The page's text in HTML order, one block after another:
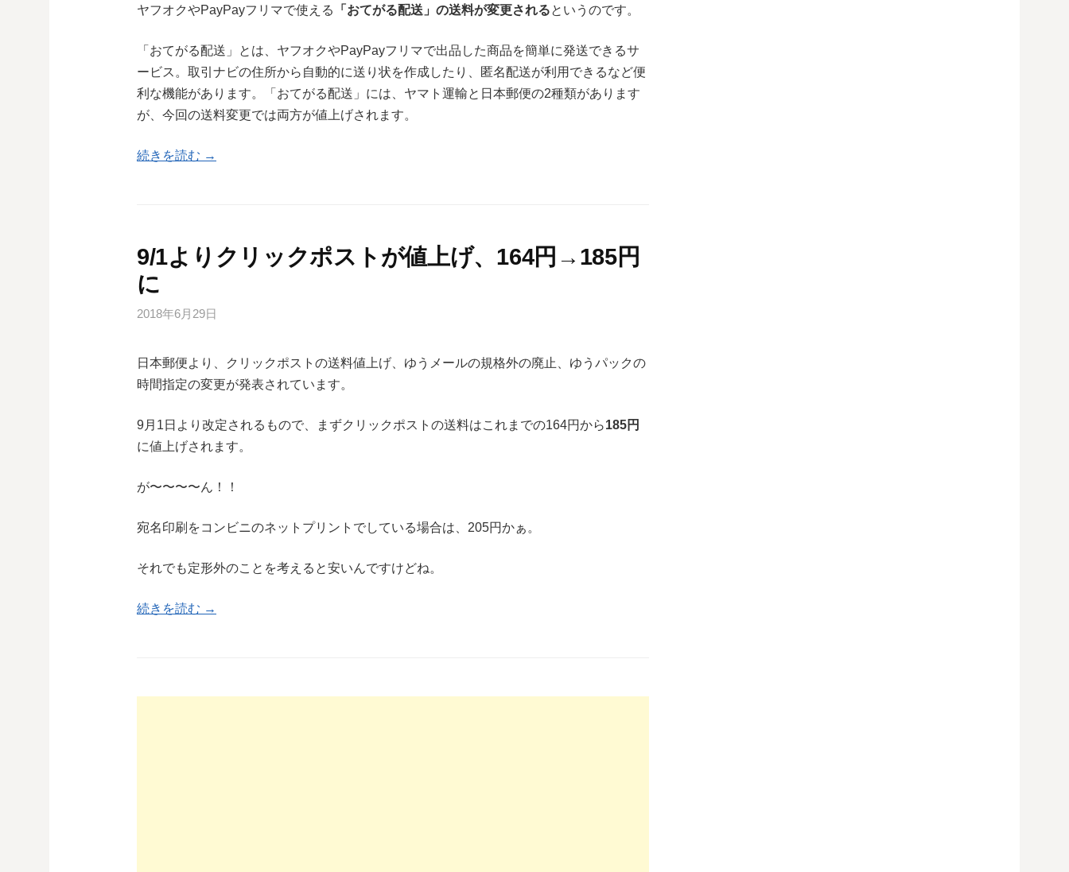
ヤフオクやPayPayフリマで使える 「おてがる配送」の送料が変更されるというのです。
「おてがる配送」とは、ヤフオクやPayPayフリマで出品した商品を簡単に発送できるサ
ービス。取引ナビの住所から自動的に送り状を作成したり、匿名配送が利用できるなど便
利な機能があります。「おてがる配送」には、ヤマト運輸と日本郵便の2種類があります
が、今回の送料変更では両方が値上げされます。
続きを読む →
9/1よりクリックポストが値上げ、164円→185円
に
2018年6月29日
日本郵便より、クリックポストの送料値上げ、ゆうメールの規格外の廃止、ゆうパックの
時間指定の変更が発表されています。
9月1日より改定されるもので、まずクリックポストの送料はこれまでの164円から185円
に値上げされます。
が〜〜〜〜ん！！
宛名印刷をコンビニのネットプリントでしている場合は、205円かぁ。
それでも定形外のことを考えると安いんですけどね。
続きを読む →